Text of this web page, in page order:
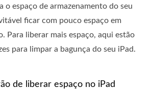
o espaço de armazenamento do seu
ficar com pouco espaço em
Para liberar mais espaço, aqui estão
para limpar a bagunça do seu iPad.
de liberar espaço no iPad